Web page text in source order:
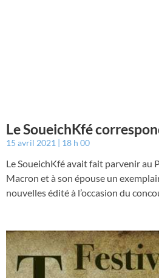
Le SoueichKfé
15 avril 2021 18 h 00
Le SoueichKfé avait fait parvenir au
Macron et à son épouse un
nouvelles édité à l’occasion du